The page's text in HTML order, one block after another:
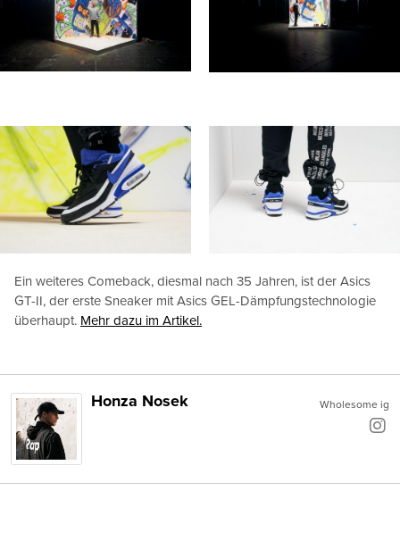
Ein weiteres Comeback, diesmal nach 35 Jahren, ist der Asics
GT-II, der erste Sneaker mit Asics GEL-Dämpfungstechnologie
überhaupt. Mehr dazu im Artikel.
Wholesome ig
Honza Nosek